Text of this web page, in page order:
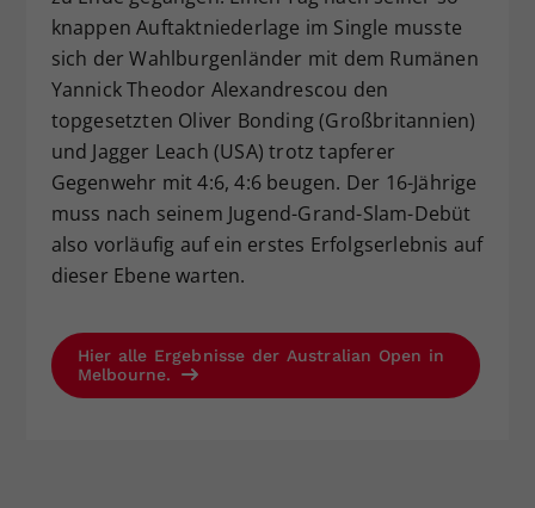
knappen Auftaktniederlage im Single musste
sich der Wahlburgenländer mit dem Rumänen
Yannick Theodor Alexandrescou den
topgesetzten Oliver Bonding (Großbritannien)
und Jagger Leach (USA) trotz tapferer
Gegenwehr mit 4:6, 4:6 beugen. Der 16-Jährige
muss nach seinem Jugend-Grand-Slam-Debüt
also vorläufig auf ein erstes Erfolgserlebnis auf
dieser Ebene warten.
Hier alle Ergebnisse der Australian Open in
Melbourne.